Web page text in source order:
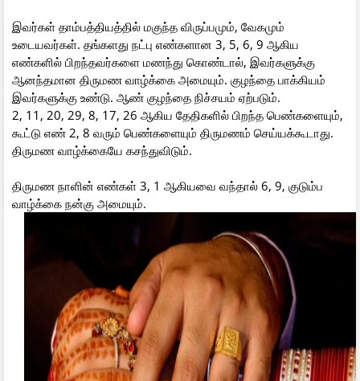
இவர்கள் தாம்பத்தியத்தில் மகுந்த விருப்பமும், வேகமும்
உடையவர்கள். தங்களது நட்பு எண்களான 3, 5, 6, 9 ஆகிய
எண்களில் பிறந்தவர்களை மணந்து கொண்டால், இவர்களுக்கு
ஆனந்தமான திருமண வாழ்க்கை அமையும். குழந்தை பாக்கியம்
இவர்களுக்கு உண்டு. ஆண் குழந்தை நிச்சயம் ஏற்படும்.
2, 11, 20, 29, 8, 17, 26 ஆகிய தேதிகளில் பிறந்த பெண்களையும்,
கூட்டு எண் 2, 8 வரும் பெண்களையும் திருமணம் செய்யக்கூடாது.
திருமண வாழ்க்கையே கசந்துவிடும்.
திருமண நாளின் எண்கள் 3, 1 ஆகியவை வந்தால் 6, 9, குடும்ப
வாழ்க்கை நன்கு அமையும்.